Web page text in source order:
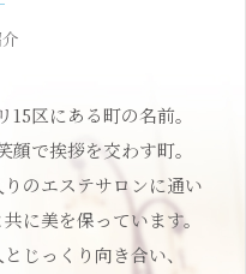
15区にある町の名前。
で挨拶を交わす町。
のエステサロンに通い
に美を保っています。
じっくり向き合い、